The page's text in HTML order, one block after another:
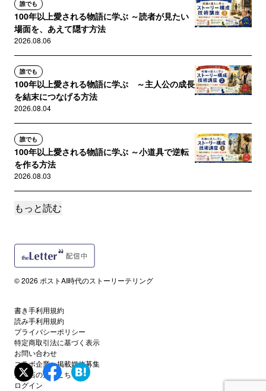
誰でも
100年以上愛される物語に学ぶ ～読者が見たい
場面を、あえて隠す方法
2026.08.06
誰でも
100年以上愛される物語に学ぶ ～主人公の成長
を結末につなげる方法
2026.08.04
誰でも
100年以上愛される物語に学ぶ ～小道具で逆転
を作る方法
2026.08.03
サポートメンバー限定
サポートメンバー限定
2026.07.23
誰でも
【物語探偵捜査メモ】あらすじを直すとき、最
初に見るべき場所はどこか
2026.07.22
誰でも
もっと読む
© 2026 ポストAI時代のストーリーテリング
書き手利用規約
読み手利用規約
プライバシーポリシー
特定商取引法に基づく表示
お問い合わせ
コラボ企業・掲載媒体募集
代理店の方はこちら
ログイン